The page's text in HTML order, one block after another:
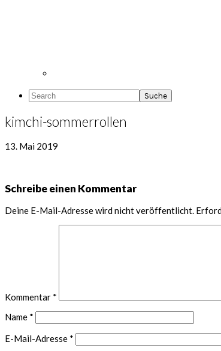
Search
kimchi-sommerrollen
13. Mai 2019
Leser-
Interaktionen
Schreibe einen Kommentar
Deine E-Mail-Adresse wird nicht veröffentlicht.
Kommentar *
Name *
E-Mail-Adresse *